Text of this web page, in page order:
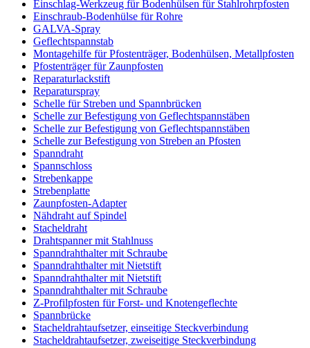
Einschlag-Werkzeug für Bodenhülsen für Stahlrohrpfosten
Einschraub-Bodenhülse für Rohre
GALVA-Spray
Geflechtspannstab
Montagehilfe für Pfostenträger, Bodenhülsen, Metallpfosten
Pfostenträger für Zaunpfosten
Reparaturlackstift
Reparaturspray
Schelle für Streben und Spannbrücken
Schelle zur Befestigung von Geflechtspannstäben
Schelle zur Befestigung von Geflechtspannstäben
Schelle zur Befestigung von Streben an Pfosten
Spanndraht
Spannschloss
Strebenkappe
Strebenplatte
Zaunpfosten-Adapter
Nähdraht auf Spindel
Stacheldraht
Drahtspanner mit Stahlnuss
Spanndrahthalter mit Schraube
Spanndrahthalter mit Nietstift
Spanndrahthalter mit Nietstift
Spanndrahthalter mit Schraube
Z-Profilpfosten für Forst- und Knotengeflechte
Spannbrücke
Stacheldrahtaufsetzer, einseitige Steckverbindung
Stacheldrahtaufsetzer, zweiseitige Steckverbindung